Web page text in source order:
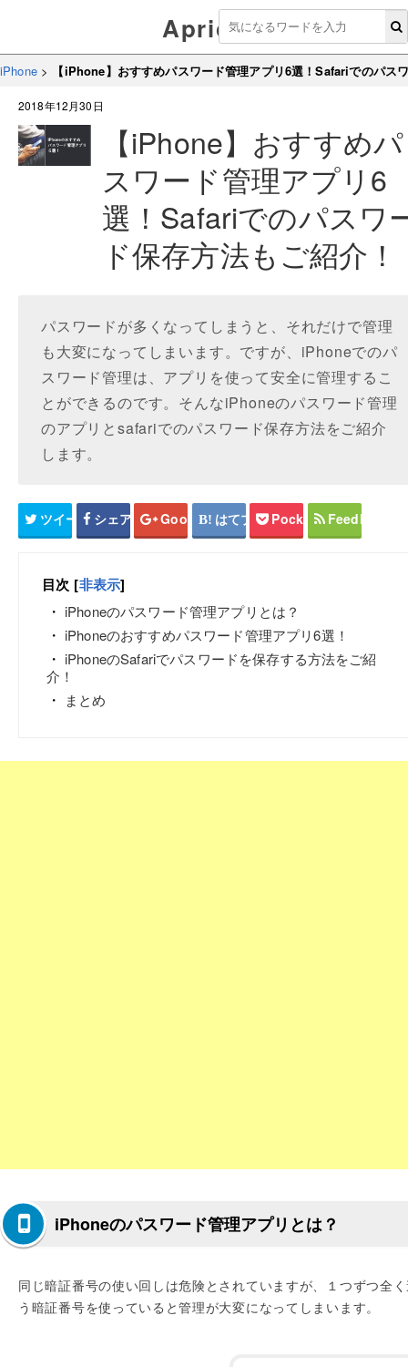
Aprico
iPhone> 【iPhone】おすすめパスワード管理アプリ6選！Safariでのパス
2018年12月30日
【iPhone】おすすめパ
スワード管理アプリ6
選！Safariでのパスワ
ド保存方法もご紹介！
パスワードが多くなってしまうと、それだけで管理
も大変になってしまいます。ですが、iPhoneでのパ
スワード管理は、アプリを使って安全に管理するこ
とができるのです。そんなiPhoneのパスワード管理
のアプリとsafariでのパスワード保存方法をご紹介
します。
ツイート シェア Google+ はてブ Pocket Feedly
目次 [非表示]
iPhoneのパスワード管理アプリとは？
iPhoneのおすすめパスワード管理アプリ6選！
iPhoneのSafariでパスワードを保存する方法をご紹
介！
まとめ
iPhoneのパスワード管理アプリとは？
同じ暗証番号の使い回しは危険とされていますが、１つずつ全
う暗証番号を使っていると管理が大変になってしまいます。